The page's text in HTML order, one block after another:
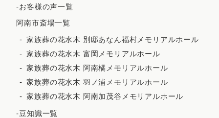
2023年2月
2023年1月
2022年12月
-お客様の声一覧
阿南市斎場一覧
家族葬の花水木 別邸あなん福村メモリアルホール
家族葬の花水木 富岡メモリアルホール
家族葬の花水木 阿南橘メモリアルホール
家族葬の花水木 羽ノ浦メモリアルホール
家族葬の花水木 阿南加茂谷メモリアルホール
-豆知識一覧